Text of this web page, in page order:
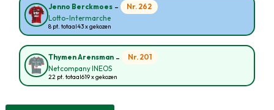
Jenno Berckmoes - Nr. 262
Lotto-Intermarche
8 pt. totaal43 x gekozen
Thymen Arensman - Nr. 201
Netcompany INEOS
22 pt. totaal619 x gekozen